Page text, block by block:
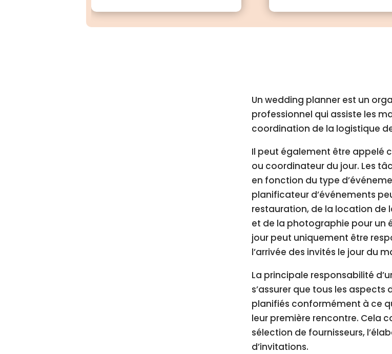
Un wedding planner est un
professionnel qui assiste les
coordination de la logistique
Il peut également être appelé
ou coordinateur du jour. Les
en fonction du type
planificateur d’événements
restauration, de la location de
et de la photographie pour un
jour peut uniquement être
l’arrivée des invités le jour du
La principale responsabilité
s’assurer que tous les
planifiés conformément à ce
leur première rencontre. Cela
sélection de fournisseurs,
d’invitations.